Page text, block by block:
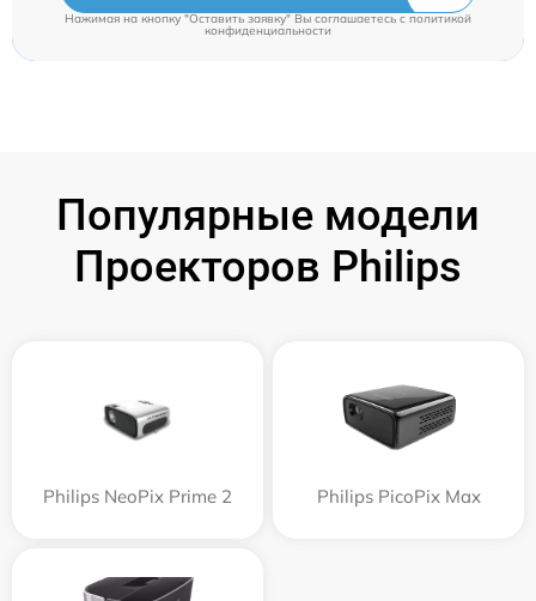
Нажимая на кнопку "Оставить заявку" Вы соглашаетесь cполитикой
конфиденциальности
Популярные модели
Проекторов Philips
Philips NeoPix Prime 2 Philips PicoPix Max